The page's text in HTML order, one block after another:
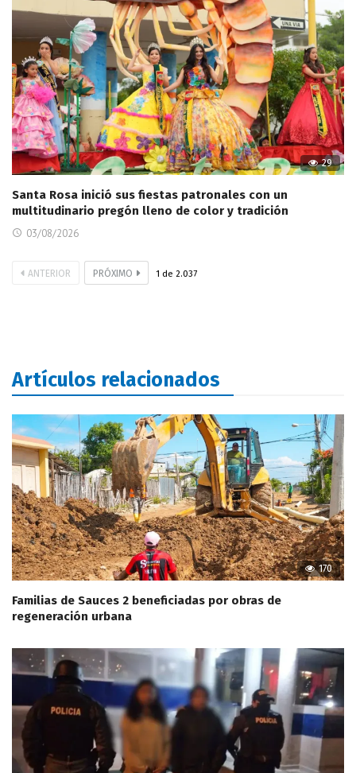
29
Santa Rosa inició sus fiestas patronales con un
multitudinario pregón lleno de color y tradición
03/08/2026
ANTERIOR PRÓXIMO 1 de 2.037
Artículos relacionados
170
Familias de Sauces 2 beneficiadas por obras de
regeneración urbana